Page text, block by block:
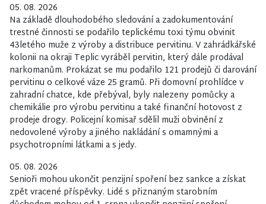
05. 08. 2026
Na základě dlouhodobého sledování a zadokumentování
trestné činnosti se podařilo teplickému toxi týmu obvinit
43letého muže z výroby a distribuce pervitinu. V zahrádkářské
kolonii na okraji Teplic vyráběl pervitin, který dále prodával
narkomanům. Prokázat se mu podařilo 121 prodejů či darování
pervitinu o celkové váze 25 gramů. Při domovní prohlídce v
zahradní chatce, kde přebýval, byly nalezeny pomůcky a
chemikálie pro výrobu pervitinu a také finanční hotovost z
prodeje drogy. Policejní komisař sdělil muži obvinění z
nedovolené výroby a jiného nakládání s omamnými a
psychotropními látkami a s jedy.
05. 08. 2026
Senioři mohou ukončit penzijní spoření bez sankce a získat
zpět vracené příspěvky. Lidé s přiznaným starobním